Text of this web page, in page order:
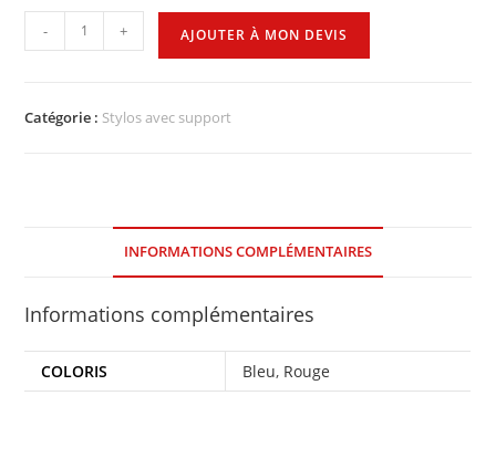
- + AJOUTER À MON DEVIS
Catégorie : Stylos avec support
INFORMATIONS COMPLÉMENTAIRES
Informations complémentaires
COLORIS Bleu, Rouge